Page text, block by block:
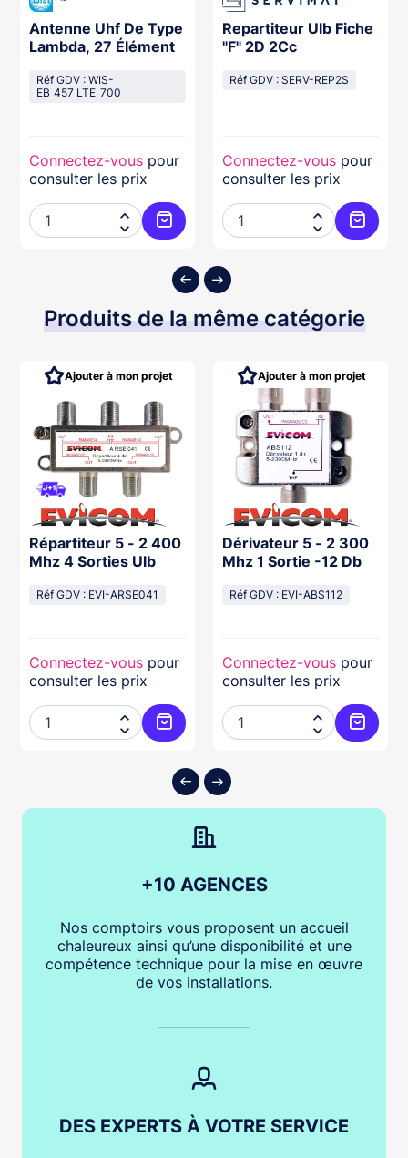
au panier
Antenne Uhf De Type
Lambda, 27 Élément
Réf GDV : WIS-
EB_457_LTE_700
Connectez-vous pour
consulter les prix


Ajouter au panier
Repartiteur Ulb Fiche
"F" 2D 2Cc
Réf GDV : SERV-REP2S
Connectez-vous pour
consulter les prix


Produits de la même catégorie
au panier
Répartiteur 5 - 2 400
Mhz 4 Sorties Ulb
Réf GDV : EVI-ARSE041
Connectez-vous pour
consulter les prix


Ajouter au panier
Ajouter à mon projet
Dérivateur 5 - 2 300
Mhz 1 Sortie -12 Db
Réf GDV : EVI-ABS112
Connectez-vous pour
consulter les prix


Ajouter à mon projet
+10 AGENCES
Nos comptoirs vous proposent un accueil
chaleureux ainsi qu’une disponibilité et une
compétence technique pour la mise en œuvre
de vos installations.
DES EXPERTS À VOTRE SERVICE